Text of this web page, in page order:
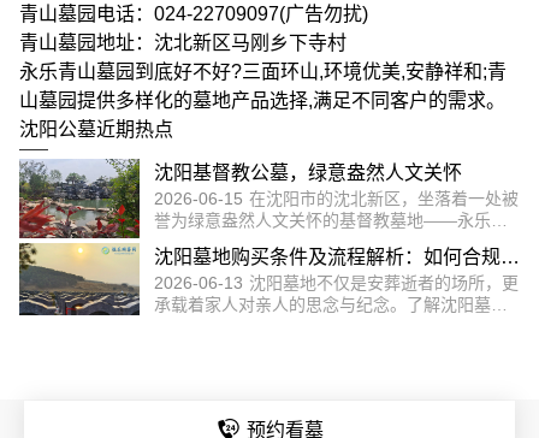
青山墓园电话：024-22709097(广告勿扰)
青山墓园地址：沈北新区马刚乡下寺村
永乐青山墓园到底好不好?三面环山,环境优美,安静祥和;青
山墓园提供多样化的墓地产品选择,满足不同客户的需求。
沈阳公墓近期热点
一处静谧之地，承载着无数家庭的哀思与回忆
——永乐青山墓园
沈阳陵园生态葬环保意义是什么？为什么它
越来越受欢迎？
2026-06-27 沈阳陵园生态葬的环保意义主要体现
在节约土地资源、减少能源消耗、保护生态环境
以及绿色低碳生活方式等多个方面。同时，其费
用相对较低、符合现代价值观念、得到政策支持
等优势，也使其受到越来越多市民的青睐。
沈阳基督教公墓，绿意盎然人文关怀
2026-06-15
誉为绿意盎然人文关怀的基督教墓地——永乐青
山墓园，这里不仅是沈阳市内设有基督教园区的
经营性公墓，更是一个融合了自然美景与基督教
信仰的宁静之地
沈阳墓地购买条件及流程解析：如何合规购
买墓地？
2026-06-13 沈阳墓地不仅是安葬逝者的场所，更
承载着家人对亲人的思念与纪念。了解沈阳墓地
购买条件和办理流程，有助于家庭在面对购墓需
求时更加从容和规范。无论是选择墓园、办理手
续还是后续管理，都应以合法合规为前提，结合
沈阳永乐青山墓园，碧水青山间，静谧之地
寄哀思
2026-06-03 沈阳永乐青山墓园，位于沈阳市郊，
观优势明显；而山脚墓位则更加方便、实用，尤
预约看墓